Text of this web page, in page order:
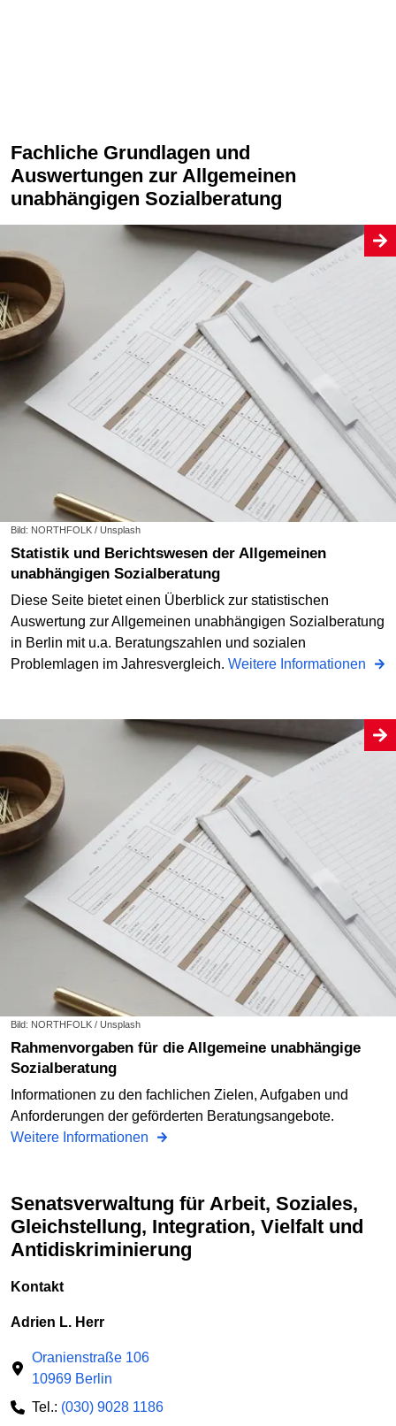
Fachliche Grundlagen und
Auswertungen zur Allgemeinen
unabhängigen Sozialberatung
Bild: NORTHFOLK / Unsplash
Statistik und Berichtswesen der Allgemeinen
unabhängigen Sozialberatung
Diese Seite bietet einen Überblick zur statistischen
Auswertung zur Allgemeinen unabhängigen Sozialberatung
in Berlin mit u.a. Beratungszahlen und sozialen
Problemlagen im Jahresvergleich. Weitere Informationen
Bild: NORTHFOLK / Unsplash
Rahmenvorgaben für die Allgemeine unabhängige
Sozialberatung
Informationen zu den fachlichen Zielen, Aufgaben und
Anforderungen der geförderten Beratungsangebote.
Weitere Informationen
Senatsverwaltung für Arbeit, Soziales,
Gleichstellung, Integration, Vielfalt und
Antidiskriminierung
Kontakt
Adrien L. Herr
Oranienstraße 106
10969 Berlin
Tel.: (030) 9028 1186